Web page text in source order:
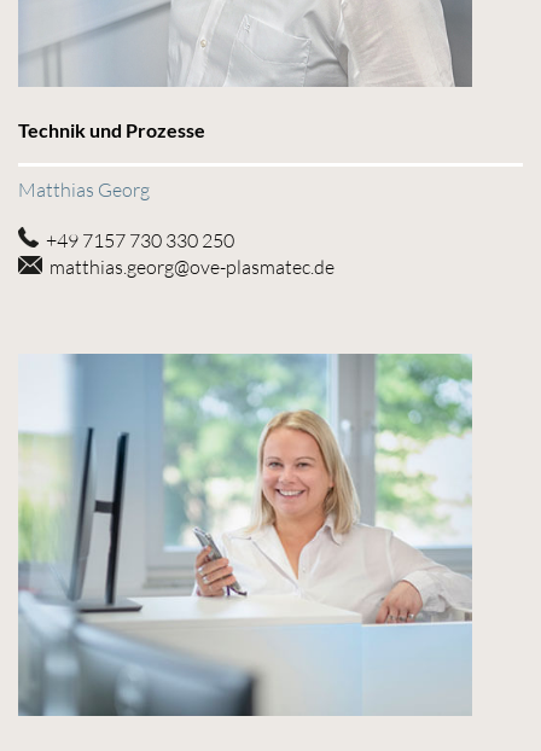
Technik und Prozesse
Matthias Georg
+49 7157 730 330 250
matthias.georg@ove-plasmatec.de